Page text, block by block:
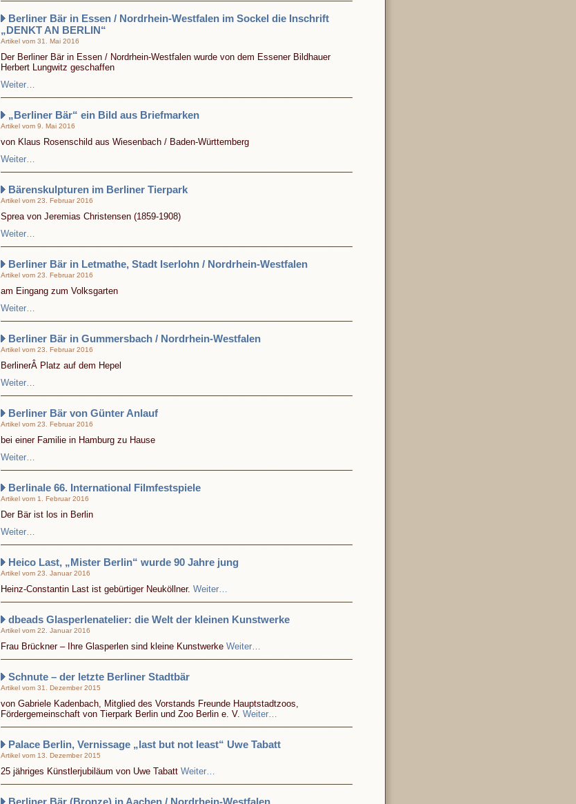
Berliner Bär in Essen / Nordrhein-Westfalen im Sockel die Inschrift
„DENKT AN BERLIN“
Artikel vom 31. Mai 2016
Der Berliner Bär in Essen / Nordrhein-Westfalen wurde von dem Essener Bildhauer
Herbert Lungwitz geschaffen
Weiter…
„Berliner Bär“ ein Bild aus Briefmarken
Artikel vom 9. Mai 2016
von Klaus Rosenschild aus Wiesenbach / Baden-Württemberg
Weiter…
Bärenskulpturen im Berliner Tierpark
Artikel vom 23. Februar 2016
Sprea von Jeremias Christensen (1859-1908)
Weiter…
Berliner Bär in Letmathe, Stadt Iserlohn / Nordrhein-Westfalen
Artikel vom 23. Februar 2016
am Eingang zum Volksgarten
Weiter…
Berliner Bär in Gummersbach / Nordrhein-Westfalen
Artikel vom 23. Februar 2016
BerlinerÂ Platz auf dem Hepel
Weiter…
Berliner Bär von Günter Anlauf
Artikel vom 23. Februar 2016
bei einer Familie in Hamburg zu Hause
Weiter…
Berlinale 66. International Filmfestspiele
Artikel vom 1. Februar 2016
Der Bär ist los in Berlin
Weiter…
Heico Last, „Mister Berlin“ wurde 90 Jahre jung
Artikel vom 23. Januar 2016
Heinz-Constantin Last ist gebürtiger Neuköllner. Weiter…
dbeads Glasperlenatelier: die Welt der kleinen Kunstwerke
Artikel vom 22. Januar 2016
Frau Brückner – Ihre Glasperlen sind kleine Kunstwerke Weiter…
Schnute – der letzte Berliner Stadtbär
Artikel vom 31. Dezember 2015
von Gabriele Kadenbach, Mitglied des Vorstands Freunde Hauptstadtzoos,
Fördergemeinschaft von Tierpark Berlin und Zoo Berlin e. V. Weiter…
Palace Berlin, Vernissage „last but not least“ Uwe Tabatt
Artikel vom 13. Dezember 2015
25 jähriges Künstlerjubiläum von Uwe Tabatt Weiter…
Berliner Bär (Bronze) in Aachen / Nordrhein-Westfalen